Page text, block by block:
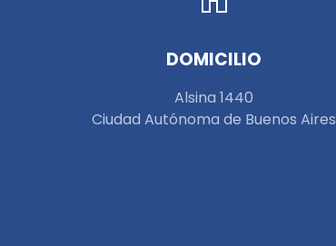
DOMICILIO
Alsina 1440
Ciudad Autónoma de Buenos Aires